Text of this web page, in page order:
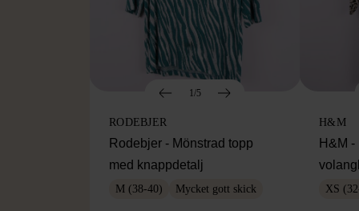
1/5
RODEBJER
Rodebjer - Mönstrad topp
med knappdetalj
M (38-40) Mycket gott skick
H&M
H&M
XS